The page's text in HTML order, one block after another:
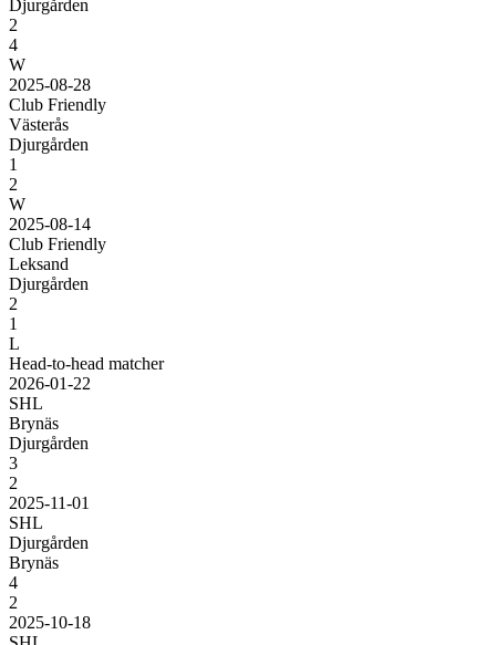
Djurgården
2
4
W
2025-08-28
Club Friendly
Västerås
Djurgården
1
2
W
2025-08-14
Club Friendly
Leksand
Djurgården
2
1
L
Head-to-head matcher
2026-01-22
SHL
Brynäs
Djurgården
3
2
2025-11-01
SHL
Djurgården
Brynäs
4
2
2025-10-18